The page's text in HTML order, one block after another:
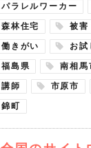
パラレルワーカー
森林住宅 被害
働きがい お試
福島県 南相馬
講師 市原市
錦町